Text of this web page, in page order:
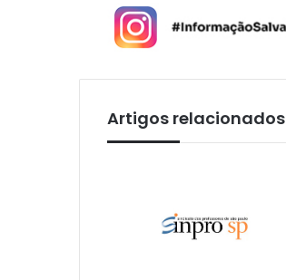
Artigos relacionados